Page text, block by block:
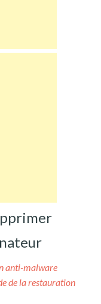
anti-malware
de la restauration